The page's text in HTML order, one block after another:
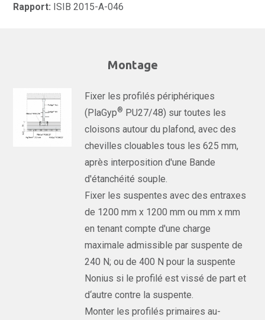
Rapport: ISIB 2015-A-046
Montage
Fixer les profilés périphériques
(PlaGyp® PU27/48) sur toutes les
cloisons autour du plafond, avec des
chevilles clouables tous les 625 mm,
après interposition d'une Bande
d'étanchéité souple.
Fixer les suspentes avec des entraxes
de 1200 mm x 1200 mm ou mm x mm
en tenant compte d'une charge
maximale admissible par suspente de
240 N; ou de 400 N pour la suspente
Nonius si le profilé est vissé de part et
d‘autre contre la suspente.
Monter les profilés primaires au-